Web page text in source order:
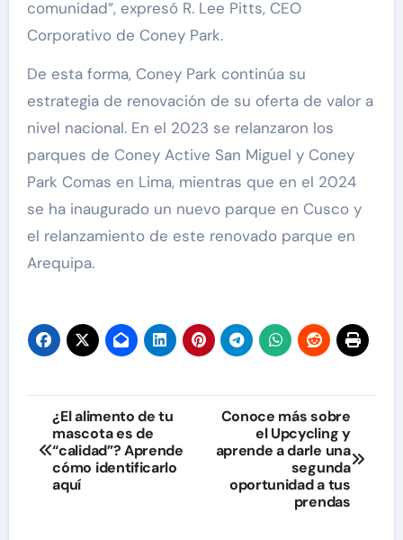
comunidad”, expresó R. Lee Pitts, CEO
Corporativo de Coney Park.
De esta forma, Coney Park continúa su
estrategia de renovación de su oferta de valor a
nivel nacional. En el 2023 se relanzaron los
parques de Coney Active San Miguel y Coney
Park Comas en Lima, mientras que en el 2024
se ha inaugurado un nuevo parque en Cusco y
el relanzamiento de este renovado parque en
Arequipa.
Navegación
de
entradas
¿El alimento de tu
mascota es de
“calidad”? Aprende
cómo identificarlo
aquí
Conoce más sobre
el Upcycling y
aprende a darle una
segunda
oportunidad a tus
prendas